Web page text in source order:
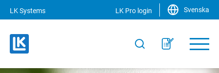
LK Systems LK Pro login Svenska